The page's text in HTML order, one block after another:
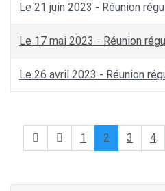
Le 21 juin 2023 - Réunion
Le 17 mai 2023 - Réunion
Le 26 avril 2023 - Réunion
1 2 3 4